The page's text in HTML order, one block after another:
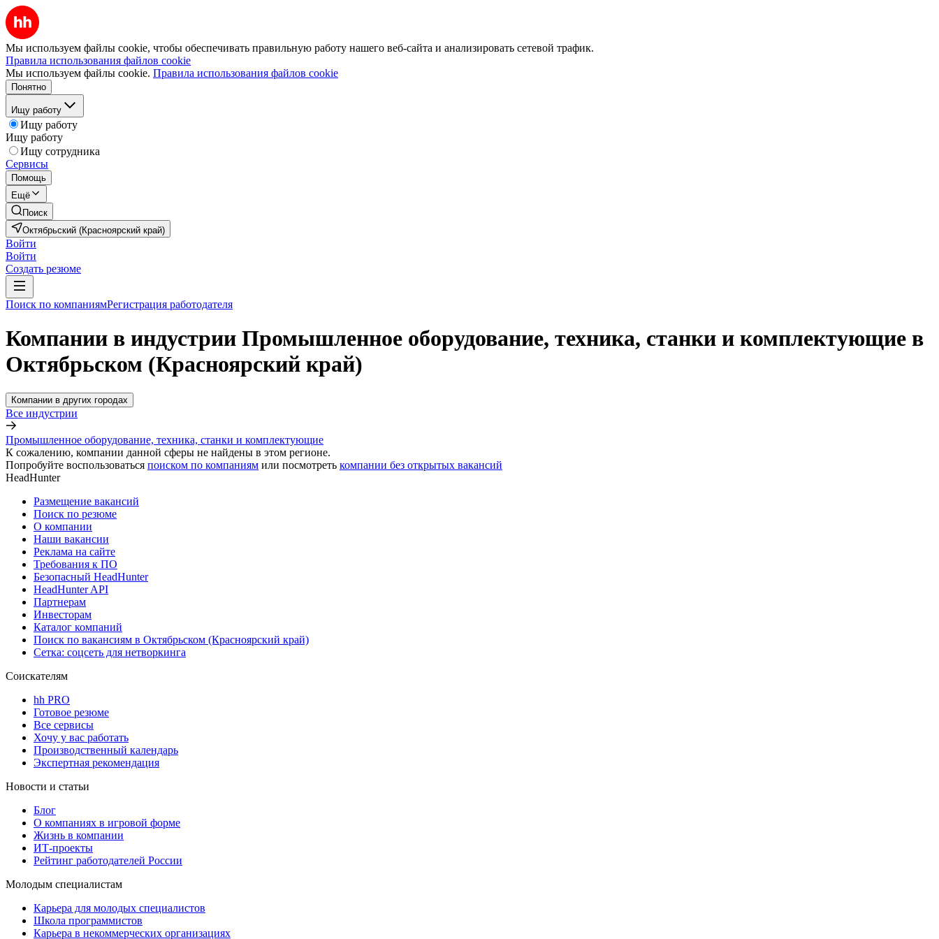
Мы используем файлы cookie, чтобы обеспечивать правильную работу нашего веб-сайта и анализировать сетевой трафик.
Правила использования файлов cookie
Мы используем файлы cookie. Правила использования файлов cookie
Понятно
Ищу работу
Ищу работу
Ищу работу
Ищу сотрудника
Сервисы
Помощь
Ещё
Поиск
Октябрьский (Красноярский край)
Войти
Войти
Создать резюме
Поиск по компаниямРегистрация работодателя
Компании в индустрии Промышленное оборудование, техника, станки и комплектующие в
Октябрьском (Красноярский край)
Компании в других городах
Все индустрии
Промышленное оборудование, техника, станки и комплектующие
К сожалению, компании данной сферы не найдены в этом регионе.
Попробуйте воспользоваться поиском по компаниям или посмотреть компании без открытых вакансий
HeadHunter
Размещение вакансий
Поиск по резюме
О компании
Наши вакансии
Реклама на сайте
Требования к ПО
Безопасный HeadHunter
HeadHunter API
Партнерам
Инвесторам
Каталог компаний
Поиск по вакансиям в Октябрьском (Красноярский край)
Сетка: соцсеть для нетворкинга
Соискателям
hh PRO
Готовое резюме
Все сервисы
Хочу у вас работать
Производственный календарь
Экспертная рекомендация
Новости и статьи
Блог
О компаниях в игровой форме
Жизнь в компании
ИТ-проекты
Рейтинг работодателей России
Молодым специалистам
Карьера для молодых специалистов
Школа программистов
Карьера в некоммерческих организациях